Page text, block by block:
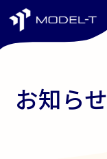
お知らせ